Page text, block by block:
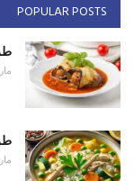
POPULAR POSTS
مارس
مارس